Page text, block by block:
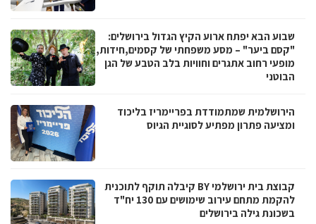
שבוע הבא יפתח ארוע הקיץ הגדול בירושלים:
"קסם ביער" – מסע משפחתי של קסמים,חידות,
מופעי רחוב אתגרים וחוויות בלב הטבע של הגן
הבוטני
הירושלמית שמתמודדת בפריימריז בליכוד
ומציעה פתרון מפתיע לסוגיית הגיוס
קבוצת בית ירושלמי BY קיבלה תוקף לתוכנית
להקמת מתחם עירוב שימושים עם 130 יח"ד
בשכונת גילה בירושלים